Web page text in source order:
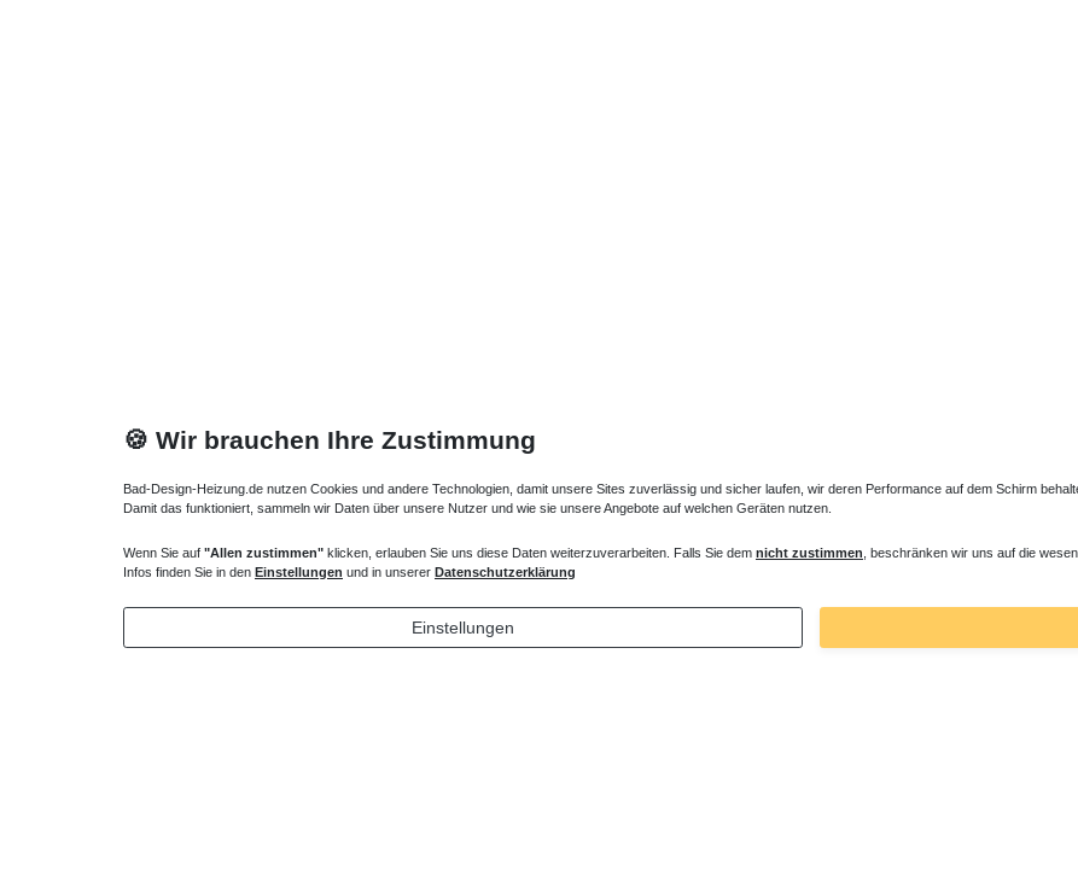
Duschwanne Ablauf Parallel-Design verchromt
75,60 € *
Duschwanne Montagewinkel Wandwinkel
34,65 € *
*inkl. ges. MwSt.
Duschwanne Ablauf Radial-Design
75,60 € *
🍪 Wir brauchen Ihre Zustimmung
Bad-Design-Heizung.de nutzen Cookies und andere Technologien, damit unsere Sites zuverlässig und sicher laufen, wir deren Performance auf dem Schirm
Damit das funktioniert, sammeln wir Daten über unsere Nutzer und wie sie unsere Angebote auf welchen Geräten nutzen.
Wenn Sie auf "Allen zustimmen" klicken, erlauben Sie uns diese Daten weiterzuverarbeiten. Falls Sie dem nicht zustimmen , beschränken wir uns auf die
Infos finden Sie in den Einstellungen und in unserer Datenschutzerklärung
Einstellungen